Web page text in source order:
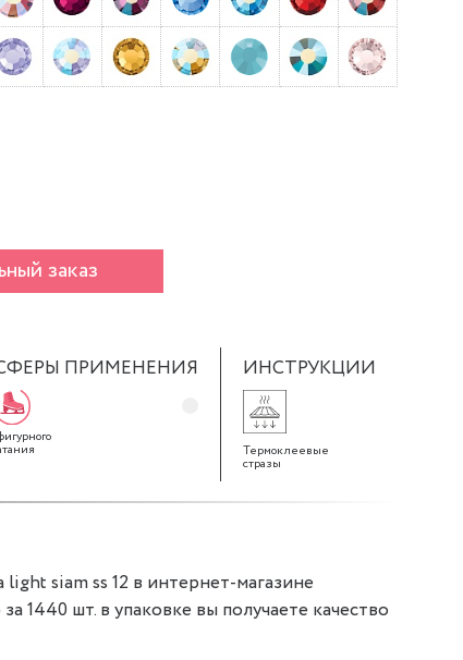
заказ
ПРИМЕНЕНИЯ ИНСТРУКЦИИ
Термоклеевые
стразы
siam ss 12 в интернет-магазине
1440 шт. в упаковке вы получаете качество